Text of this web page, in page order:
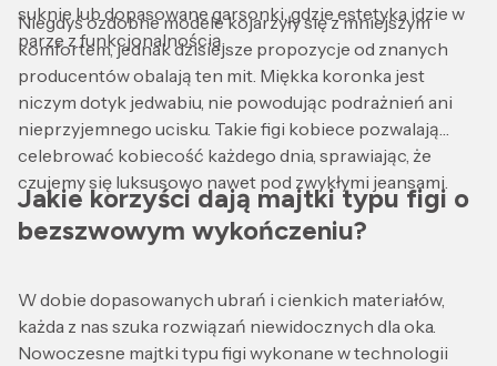
suknie lub dopasowane garsonki, gdzie estetyka idzie w
parze z funkcjonalnością.
Niegdyś ozdobne modele kojarzyły się z mniejszym
komfortem, jednak dzisiejsze propozycje od znanych
producentów obalają ten mit. Miękka koronka jest
niczym dotyk jedwabiu, nie powodując podrażnień ani
nieprzyjemnego ucisku. Takie figi kobiece pozwalają
celebrować kobiecość każdego dnia, sprawiając, że
czujemy się luksusowo nawet pod zwykłymi jeansami.
Jakie korzyści dają majtki typu figi o
bezszwowym wykończeniu?
W dobie dopasowanych ubrań i cienkich materiałów,
każda z nas szuka rozwiązań niewidocznych dla oka.
Nowoczesne majtki typu figi wykonane w technologii